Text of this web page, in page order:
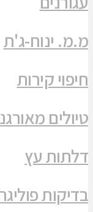
מ.מ. ינוח-ג'ת
חיפוי קירות
טיולים
דלתות עץ
בדיקות